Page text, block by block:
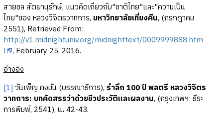
สายชล สัตยานุรักษ์, แนวคิดเกี่ยวกับ"ชาติไทย"และ"ความเป็น
ไทย"ของ หลวงวิจิตรวาทการ, มหาวิทยาลัยเที่ยงคืน, (กรกฎาคม
2551), Retrieved From:
http://v1.midnightuniv.org/midnighttext/0009999888.htm
l , February 25, 2016.
อ้างอิง
[1] วันเพ็ญ คงมั่น (บรรณาธิการ), รำลึก 100 ปี พลตรี หลวงวิจิตร
วาทการ: บทคัดสรรว่าด้วยชีวประวัติและผลงาน, (กรุงเทพฯ: ธีระ
การพิมพ์, 2541), น.42-43.